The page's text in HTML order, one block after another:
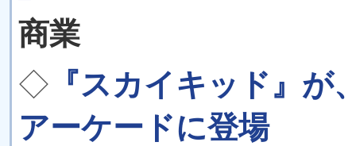
商業
◇ 『スカイキッド』
アーケードに登場